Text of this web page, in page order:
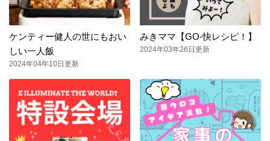
ケンティー健人の世にもおい
しい一人飯
2024年04年10日更新
みきママ【GO-快レシピ！】
2024年03年26日更新